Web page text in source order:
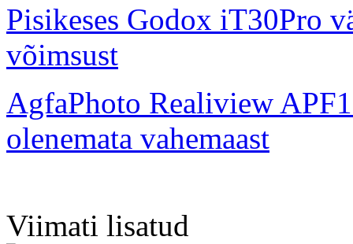
Pisikeses Godox iT30Pro
võimsust
AgfaPhoto Realiview
olenemata vahemaast
Viimati lisatud